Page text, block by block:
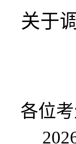
关于
各位考